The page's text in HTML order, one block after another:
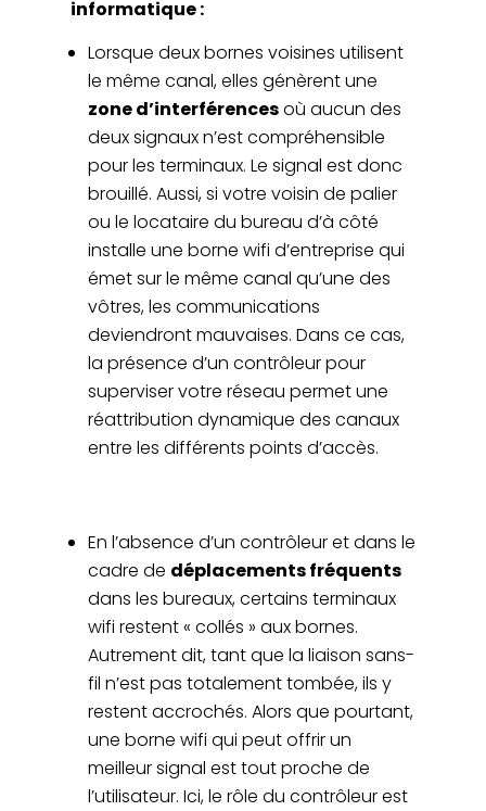
informatique :
Lorsque deux bornes voisines utilisent
le même canal, elles génèrent une
zone d’interférencesoù aucun des
deux signaux n’est compréhensible
pour les terminaux. Le signal est donc
brouillé. Aussi, si votre voisin de palier
ou le locataire du bureau d’à côté
installe une borne wifi d’entreprise qui
émet sur le même canal qu’une des
vôtres, les communications
deviendront mauvaises. Dans ce cas,
la présence d’un contrôleur pour
superviser votre réseau permet une
réattribution dynamique des canaux
entre les différents points d’accès.
En l’absence d’un contrôleur et dans le
cadre de déplacements fréquents
dans les bureaux, certains terminaux
wifi restent « collés » aux bornes.
Autrement dit, tant que la liaison sans-
fil n’est pas totalement tombée, ils y
restent accrochés. Alors que pourtant,
une borne wifi qui peut offrir un
meilleur signal est tout proche de
l’utilisateur. Ici, le rôle du contrôleur est